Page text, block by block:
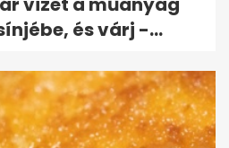
és várj -...